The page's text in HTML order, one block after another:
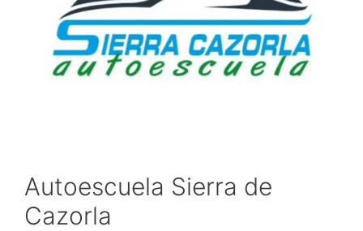
Autoescuela Sierra de
Cazorla